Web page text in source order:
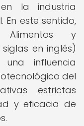
la industria
este sentido,
y
en inglés)
influencia
del
estrictas
y eficacia de